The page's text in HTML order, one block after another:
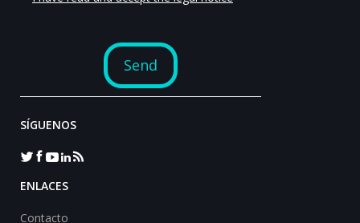
SÍGUENOS
ENLACES
Contacto